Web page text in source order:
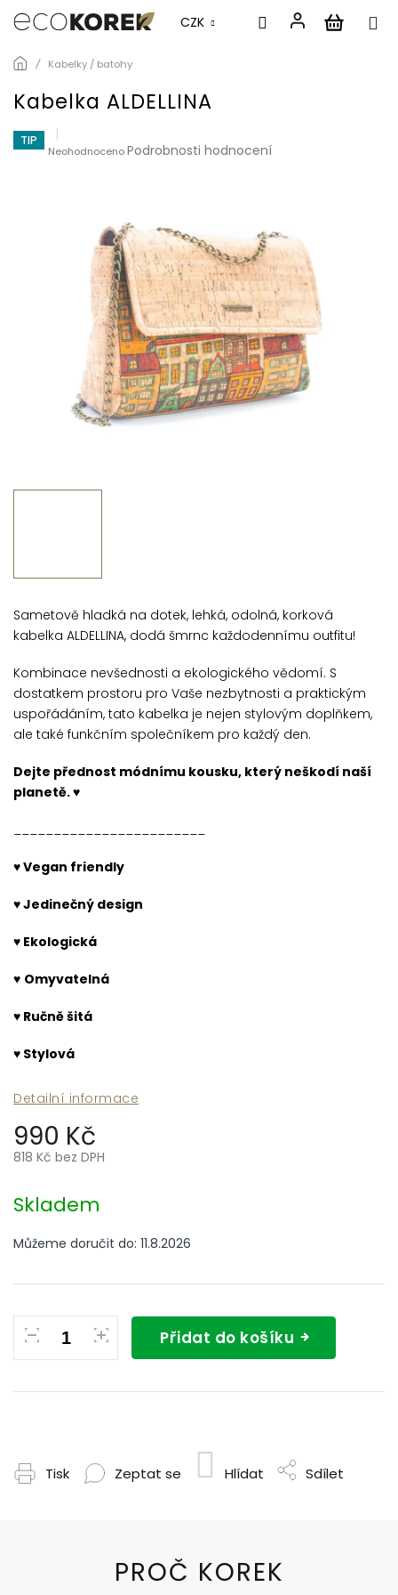
Přejít
obsah
CZK
Kabelky / batohy
Kabelka ALDELLINA
TIP
Průměrné
hvězdiček.
NeohodnocenoPodrobnosti hodnocení
990 Kč
818 Kč bez DPH
cena:
Skladem
Můžeme doručit do: 11.8.2026
Přidat do košíku
Sametově hladká na dotek, lehká, odolná, korková
kabelka ALDELLINA, dodá šmrnc každodennímu outfitu!
Kombinace nevšednosti a ekologického vědomí. S
dostatkem prostoru pro Vaše nezbytnosti a praktickým
uspořádáním, tato kabelka je nejen stylovým doplňkem,
ale také funkčním společníkem pro každý den.
Dejte přednost módnímu kousku, který neškodí naší
planetě. ♥
♥ Vegan friendly
♥ Jedinečný design
♥ Ekologická
♥ Omyvatelná
♥ Ručně šitá
♥ Stylová
Detailní informace
Tisk Zeptat se Hlídat Sdílet